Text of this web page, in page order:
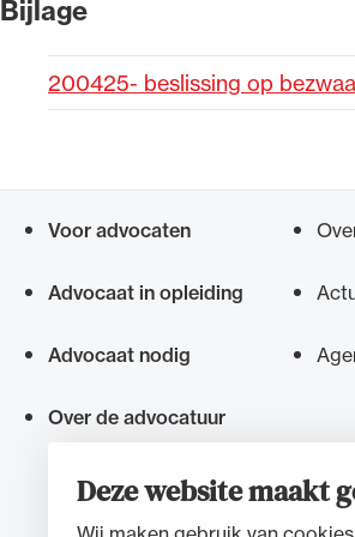
Deze website maakt
Bijlage
200425- beslissing op
Voor advocaten
Advocaat in opleiding
Advocaat nodig
Over de advocatuur
Alle wet- en
(Voda) en